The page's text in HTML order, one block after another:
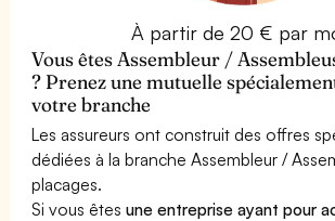
À partir de 20 € par
Vous êtes Assembleur /
? Prenez une mutuelle
votre branche
Les assureurs ont construit des offres
dédiées à la branche Assembleur /
placages.
Si vous êtesune entreprise ayant pour